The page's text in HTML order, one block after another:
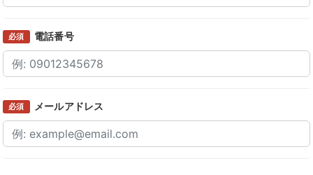
必須 電話番号
必須 メールアドレス